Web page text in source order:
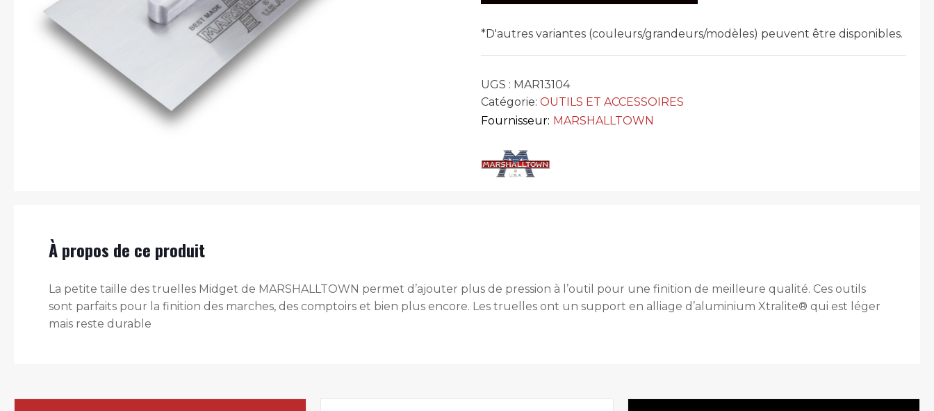
3po
DURASOFT
*D'autres variantes (couleurs/grandeurs/modèles) peuvent être disponibles.
UGS : MAR13104
Catégorie: OUTILS ET ACCESSOIRES
Fournisseur: MARSHALLTOWN
À propos de ce produit
La petite taille des truelles Midget de MARSHALLTOWN permet d’ajouter plus de pression à l’outil pour une finition de meilleure qualité. Ces outils
sont parfaits pour la finition des marches, des comptoirs et bien plus encore. Les truelles ont un support en alliage d’aluminium Xtralite® qui est léger
mais reste durable